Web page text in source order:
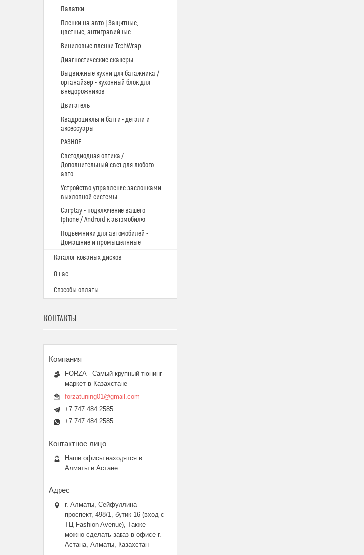
Палатки
Пленки на авто | Защитные,
цветные, антигравийные
Виниловые пленки TechWrap
Диагностические сканеры
Выдвижные кухни для багажника /
органайзер - кухонный блок для
внедорожников
Двигатель
Квадроциклы и багги - детали и
аксессуары
РАЗНОЕ
Светодиодная оптика /
Дополнительный свет для любого
авто
Устройство управление заслонками
выхлопной системы
Carplay - подключение вашего
Iphone / Android к автомобилю
Подъёмники для автомобилей -
Домашние и промышелнные
Каталог кованых дисков
О нас
Способы оплаты
КОНТАКТЫ
FORZA - Самый крупный тюнинг-
маркет в Казахстане
forzatuning01@gmail.com
+7 747 484 2585
+7 747 484 2585
Наши офисы находятся в
Алматы и Астане
г. Алматы, Сейфуллина
проспект, 498/1, бутик 16 (вход с
ТЦ Fashion Avenue), Также
можно сделать заказ в офисе г.
Астана, Алматы, Казахстан